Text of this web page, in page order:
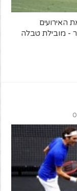
האירועים
- סיכום מחזור - מובילת טבלה
0